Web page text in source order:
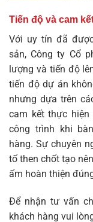
Tiến độ và cam
Với uy tín đã
sản, Công ty Cổ
lượng và tiến độ
tiến độ dự án
nhưng dựa trên
cam kết thực
công trình khi
hàng. Sự chuyên
tố then chốt tạo
ấm hoàn thiện
Để nhận tư vấn
khách hàng vui